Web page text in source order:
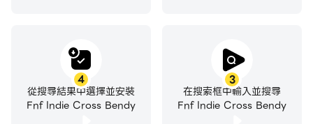
3
在搜索框中輸入並搜尋
Fnf Indie Cross Bendy
4
從搜尋結果中選擇並安裝
Fnf Indie Cross Bendy